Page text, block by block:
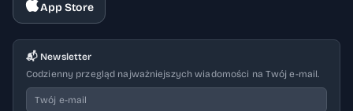
App Store
📬 Newsletter
Codzienny przegląd najważniejszych wiadomości na Twój e-mail.